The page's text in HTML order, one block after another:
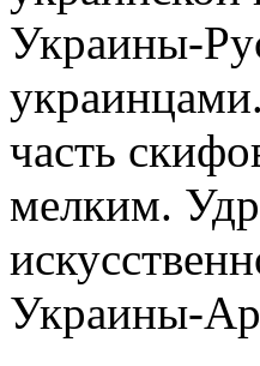
Украины-
часть
мелким.
Украины-